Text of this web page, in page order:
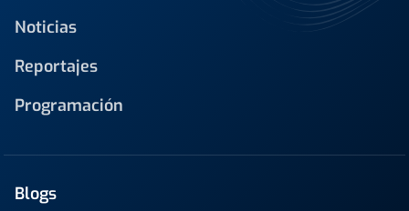
Noticias
Reportajes
Programación
Blogs